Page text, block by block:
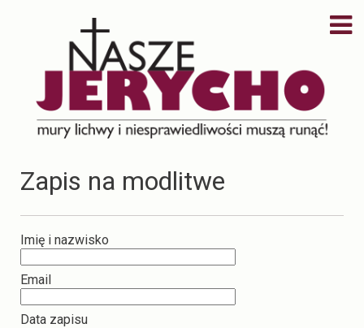
Zapis na modlitwe
Imię i nazwisko
Email
Data zapisu